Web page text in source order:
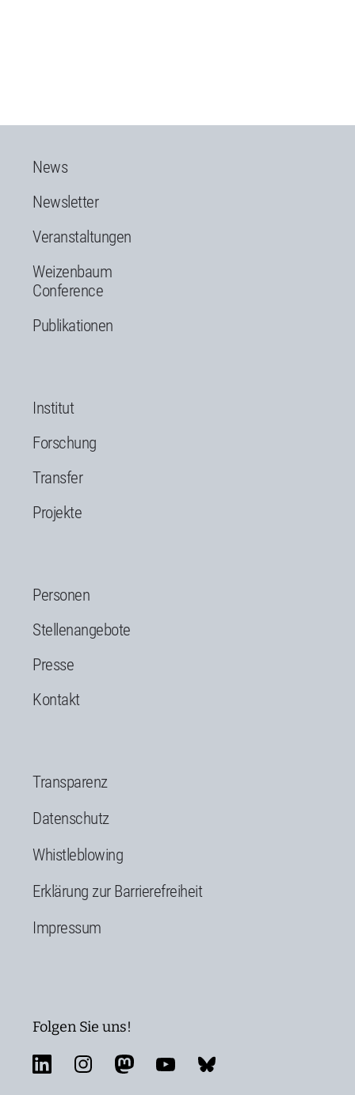
News
Newsletter
Veranstaltungen
Weizenbaum
Conference
Publikationen
Institut
Forschung
Transfer
Projekte
Personen
Stellenangebote
Presse
Kontakt
Transparenz
Datenschutz
Whistleblowing
Erklärung zur Barrierefreiheit
Impressum
Folgen Sie uns!